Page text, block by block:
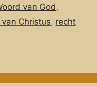
van God,
Christus, recht